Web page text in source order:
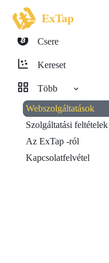
ExTap
Csere
Kereset
Több
Webszolgáltatások
Szolgáltatási feltételek
Az ExTap -ról
Kapcsolatfelvétel